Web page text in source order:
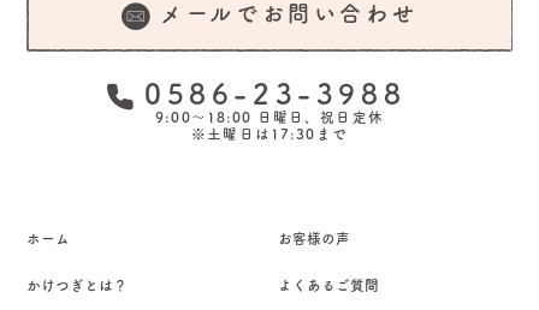
メールでお問い合わせ
0586-23-3988
9:00～18:00 日曜日、祝日定休
※土曜日は17:30まで
ホーム
かけつぎとは？
お客様の声
よくあるご質問